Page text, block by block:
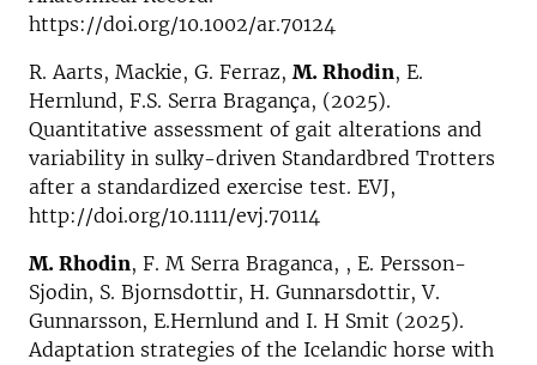
https://doi.org/10.1002/ar.70124
R. Aarts, Mackie, G. Ferraz, M. Rhodin, E.
Hernlund, F.S. Serra Bragança, (2025).
Quantitative assessment of gait alterations and
variability in sulky-driven Standardbred Trotters
after a standardized exercise test. EVJ,
http://doi.org/10.1111/evj.70114
M. Rhodin, F. M Serra Braganca, , E. Persson-
Sjodin, S. Bjornsdottir, H. Gunnarsdottir, V.
Gunnarsson, E.Hernlund and I. H Smit (2025).
Adaptation strategies of the Icelandic horse with